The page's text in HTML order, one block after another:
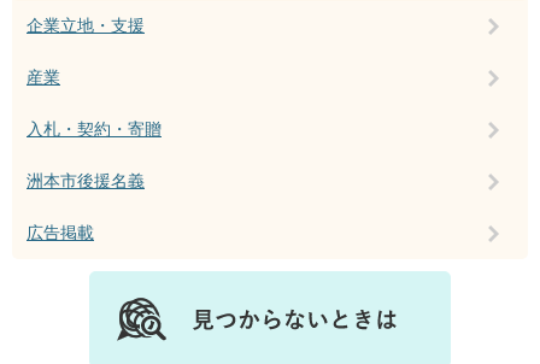
企業立地・支援
産業
入札・契約・寄贈
洲本市後援名義
広告掲載